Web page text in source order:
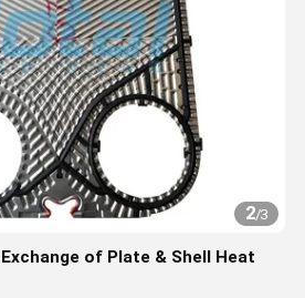
2/3
of Plate & Shell Heat